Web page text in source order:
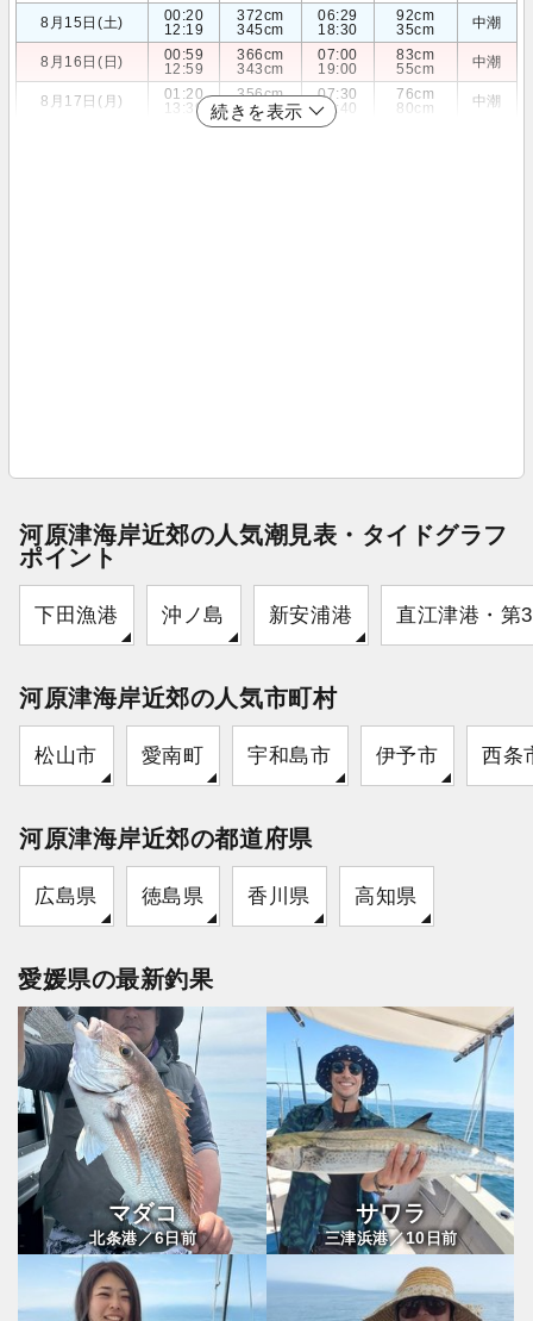
8月15日(土)
00:20
12:19
372cm
345cm
06:29
18:30
92cm
35cm
中潮
8月16日(日)
00:59
12:59
366cm
343cm
07:00
19:00
83cm
55cm
中潮
8月17日(月)
01:20
13:39
356cm
336cm
07:30
19:40
76cm
80cm
中潮
続きを表示
河原津海岸近郊の人気潮見表・タイドグラフ
ポイント
下田漁港 沖ノ島 新安浦港 直江津港・第
河原津海岸近郊の人気市町村
松山市 愛南町 宇和島市 伊予市 西条
河原津海岸近郊の都道府県
広島県 徳島県 香川県 高知県
愛媛県の最新釣果
マダコ
北条港／6日前
サワラ
三津浜港／10日前